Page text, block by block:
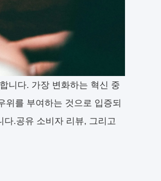
니다. 가장 변화하는 혁신 중
를 부여하는 것으로 입증되
.공유 소비자 리뷰, 그리고